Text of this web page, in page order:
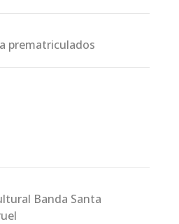
prematriculados
Banda Santa